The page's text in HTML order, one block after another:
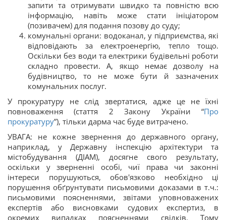
запити та отримувати швидко та повністю всю
інформацію, навіть може стати ініціатором
(позивачем) для подання позову до суду;
комунальні органи: водоканал, у підприємства, які
відповідають за електроенергію, тепло тощо.
Оскільки без води та електрики будівельні роботи
складно провести. А, якщо немає дозволу на
будівництво, то не може бути й зазначених
комунальних послуг.
У прокуратуру не слід звертатися, адже це не їхні
повноваження (стаття 2 Закону України “Про
прокуратуру”), тільки дарма час буде витрачено.
УВАГА: не кожне звернення до державного органу,
наприклад, у Державну інспекцію архітектури та
містобудування (ДІАМ), досягне свого результату,
оскільки у зверненні особі, чиї права чи законні
інтереси порушуються, обов'язково необхідно ці
порушення обґрунтувати письмовими доказами в т.ч.:
письмовими поясненнями, звітами уповноважених
експертів або висновками судових експертиз, в
окремих випадках поясненнями свідків. Тому